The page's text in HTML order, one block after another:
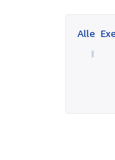
Alle